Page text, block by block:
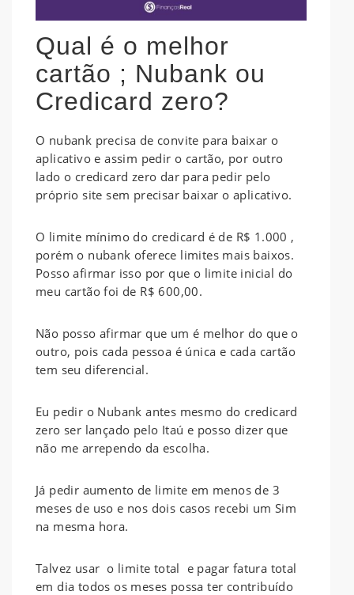
Qual é o melhor
cartão ; Nubank ou
Credicard zero?
O nubank precisa de convite para baixar o
aplicativo e assim pedir o cartão, por outro
lado o credicard zero dar para pedir pelo
próprio site sem precisar baixar o aplicativo.
O limite mínimo do credicard é de R$ 1.000 ,
porém o nubank oferece limites mais baixos.
Posso afirmar isso por que o limite inicial do
meu cartão foi de R$ 600,00.
Não posso afirmar que um é melhor do que o
outro, pois cada pessoa é única e cada cartão
tem seu diferencial.
Eu pedir o Nubank antes mesmo do credicard
zero ser lançado pelo Itaú e posso dizer que
não me arrependo da escolha.
Já pedir aumento de limite em menos de 3
meses de uso e nos dois casos recebi um Sim
na mesma hora.
Talvez usar o limite total e pagar fatura total
em dia todos os meses possa ter contribuído